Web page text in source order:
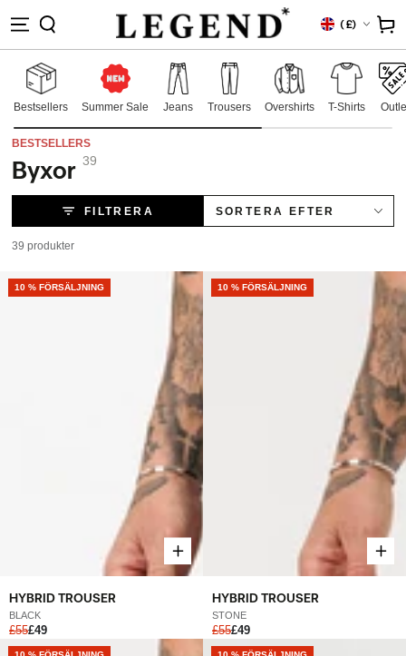
TILL
Land/Region
(£)
Bestsellers Summer Sale Jeans Trousers Overshirts T-Shirts
BESTSELLERS
Samling:
Byxor 39
FILTRERA SORTERA EFTER
39 produkter
HYBRID TROUSER
BLACK
£55£49
NEW
10 % FÖRSÄLJNING
HYBRID TROUSER
STONE
£55£49
NEW
10 % FÖRSÄLJNING